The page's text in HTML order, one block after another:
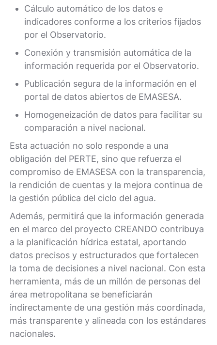
Cálculo automático de los datos e
indicadores conforme a los criterios fijados
por el Observatorio.
Conexión y transmisión automática de la
información requerida por el Observatorio.
Publicación segura de la información en el
portal de datos abiertos de EMASESA.
Homogeneización de datos para facilitar su
comparación a nivel nacional.
Esta actuación no solo responde a una
obligación del PERTE, sino que refuerza el
compromiso de EMASESA con la transparencia,
la rendición de cuentas y la mejora continua de
la gestión pública del ciclo del agua.
Además, permitirá que la información generada
en el marco del proyecto CREANDO contribuya
a la planificación hídrica estatal, aportando
datos precisos y estructurados que fortalecen
la toma de decisiones a nivel nacional. Con esta
herramienta, más de un millón de personas del
área metropolitana se beneficiarán
indirectamente de una gestión más coordinada,
más transparente y alineada con los estándares
nacionales.